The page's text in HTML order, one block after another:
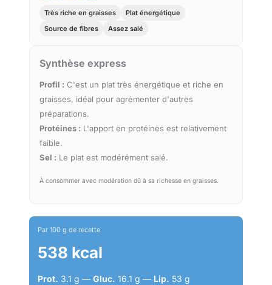
Très riche en graisses
Plat énergétique
Source de fibres
Assez salé
Synthèse express
Profil : C'est un plat très énergétique et riche en
graisses, idéal pour agrémenter d'autres
préparations.
Protéines : L'apport en protéines est relativement
faible.
Sel : Le plat est modérément salé.
À consommer avec modération dû à sa richesse en graisses.
Par 100 g de recette
538 kcal
Prot. 3.1 g — Gluc. 16.1 g — Lip. 53 g